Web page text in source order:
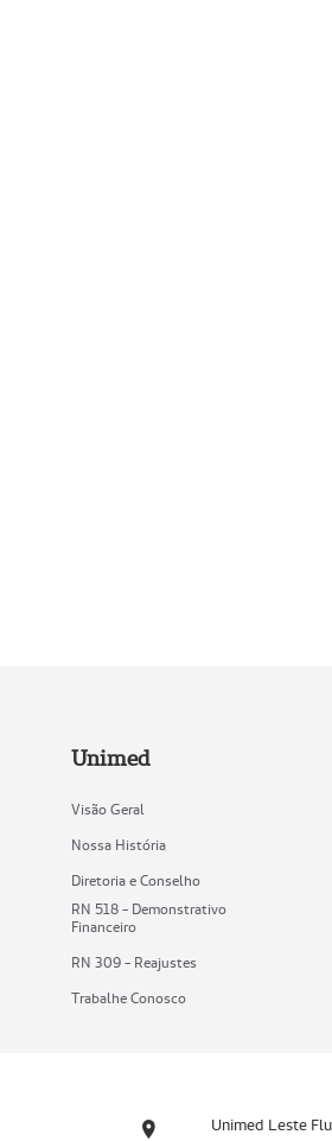
Unimed
Visão Geral
Nossa História
Diretoria e Conselho
RN 518 - Demonstrativo
Financeiro
RN 309 - Reajustes
Trabalhe Conosco
Unimed Leste